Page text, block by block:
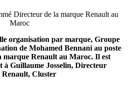
organisation par marque, Groupe
de Mohamed Bennani au poste
marque Renault au Maroc. Il est
à Guillaume Josselin, Directeur
Renault, Cluster